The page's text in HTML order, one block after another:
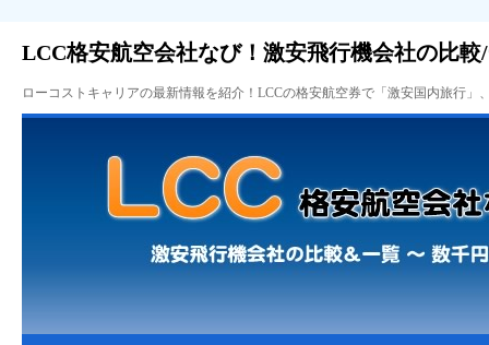
LCC格安航空会社なび！激安飛行機会社の比較
ローコストキャリアの最新情報を紹介！LCCの格安航空券で「激安国内旅行